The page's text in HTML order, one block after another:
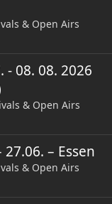
& Open Airs
- 08. 08. 2026
& Open Airs
– Essen
& Open Airs